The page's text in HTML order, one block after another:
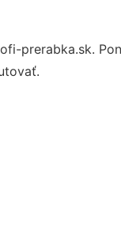
prerabka.sk.